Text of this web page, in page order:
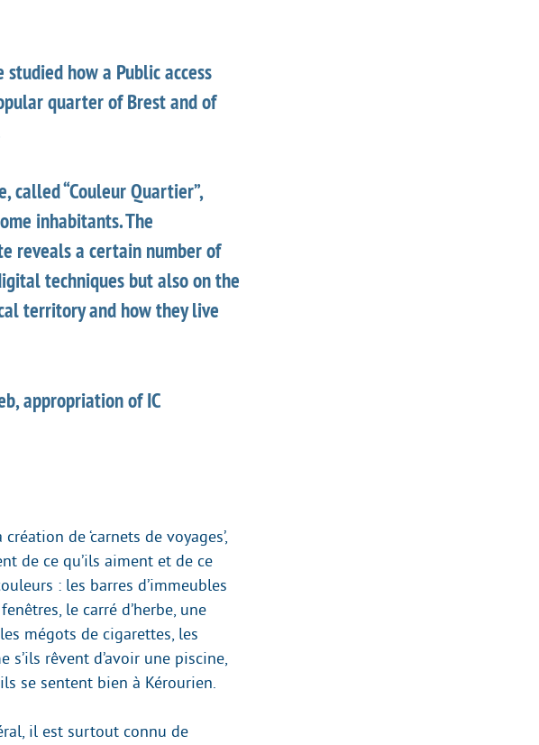
how a Public access
quarter of Brest and of
called “Couleur Quartier”,
inhabitants. The
reveals a certain number of
techniques but also on the
territory and how they live
appropriation of IC
de ‘carnets de voyages’,
de ce qu’ils aiment et de ce
: les barres d’immeubles
le carré d’herbe, une
mégots de cigarettes, les
rêvent d’avoir une piscine,
se sentent bien à Kérourien.
il est surtout connu de